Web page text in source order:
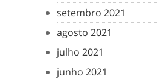
setembro 2021
agosto 2021
julho 2021
junho 2021